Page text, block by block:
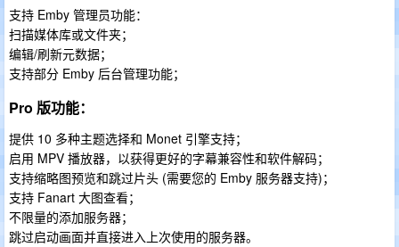
支持 Emby 管理员功能：
扫描媒体库或文件夹；
编辑/刷新元数据；
支持部分 Emby 后台管理功能；
Pro 版功能：
提供 10 多种主题选择和 Monet 引擎支持；
启用 MPV 播放器，以获得更好的字幕兼容性和软件解码；
支持缩略图预览和跳过片头 (需要您的 Emby 服务器支持)；
支持 Fanart 大图查看；
不限量的添加服务器；
跳过启动画面并直接进入上次使用的服务器。